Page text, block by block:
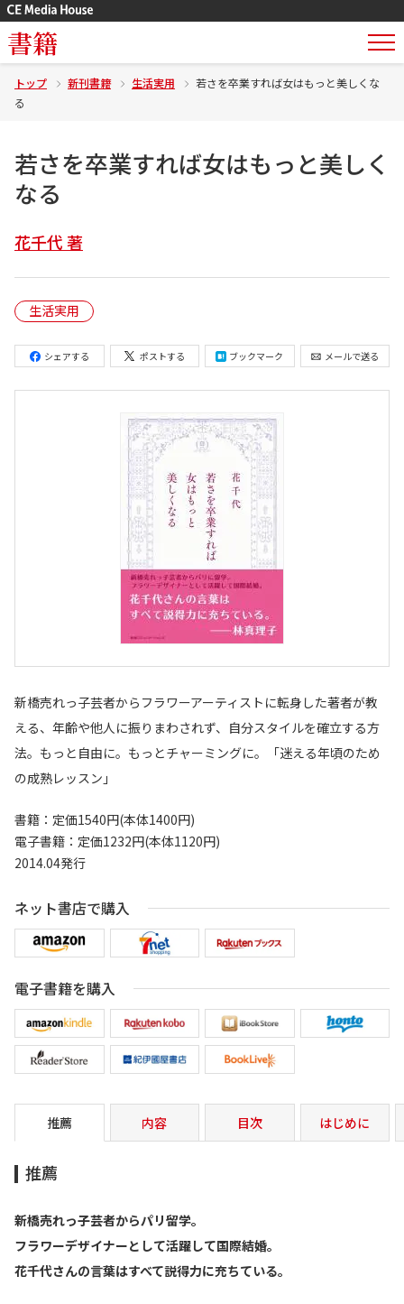
書籍
トップ 新刊書籍 生活実用
若さを卒業すれば女はもっと美しくな
る
若さを卒業すれば女はもっと美しく
なる
花千代 著
生活実用
シェアする ポストする ブックマーク メールで送る
新橋売れっ子芸者からフラワーアーティストに転身した著者が教
える、年齢や他人に振りまわされず、自分スタイルを確立する方
法。もっと自由に。もっとチャーミングに。「迷える年頃のため
の成熟レッスン」
書籍：定価1540円(本体1400円)
電子書籍：定価1232円(本体1120円)
2014.04発行
ネット書店で購入
電子書籍を購入
推薦 内容 目次 はじめに
推薦
新橋売れっ子芸者からパリ留学。
フラワーデザイナーとして活躍して国際結婚。
花千代さんの言葉はすべて説得力に充ちている。